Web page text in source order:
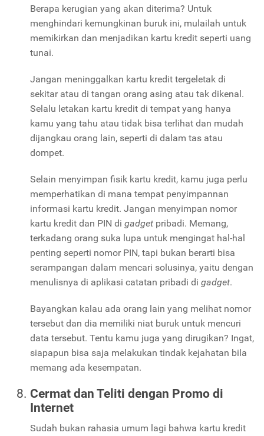
Berapa kerugian yang akan diterima? Untuk
menghindari kemungkinan buruk ini, mulailah untuk
memikirkan dan menjadikan kartu kredit seperti uang
tunai.
Jangan meninggalkan kartu kredit tergeletak di
sekitar atau di tangan orang asing atau tak dikenal.
Selalu letakan kartu kredit di tempat yang hanya
kamu yang tahu atau tidak bisa terlihat dan mudah
dijangkau orang lain, seperti di dalam tas atau
dompet.
Selain menyimpan fisik kartu kredit, kamu juga perlu
memperhatikan di mana tempat penyimpannan
informasi kartu kredit. Jangan menyimpan nomor
kartu kredit dan PIN di gadget pribadi. Memang,
terkadang orang suka lupa untuk mengingat hal-hal
penting seperti nomor PIN, tapi bukan berarti bisa
serampangan dalam mencari solusinya, yaitu dengan
menulisnya di aplikasi catatan pribadi di gadget.
Bayangkan kalau ada orang lain yang melihat nomor
tersebut dan dia memiliki niat buruk untuk mencuri
data tersebut. Tentu kamu juga yang dirugikan? Ingat,
siapapun bisa saja melakukan tindak kejahatan bila
memang ada kesempatan.
Cermat dan Teliti dengan Promo di
Internet
Sudah bukan rahasia umum lagi bahwa kartu kredit